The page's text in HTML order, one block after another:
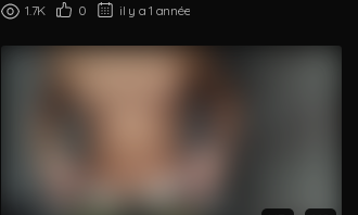
1.7K 0 il y a 1 année